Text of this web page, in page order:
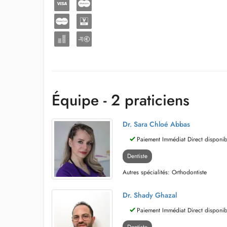
Équipe - 2 praticiens
Dr. Sara Chloé Abbas
Paiement Immédiat Direct
Dentiste
Autres spécialités: Orthodontiste
Dr. Shady Ghazal
Paiement Immédiat Direct